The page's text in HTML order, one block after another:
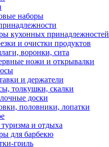
наборы
кухонных принадлежностей
и очистки продуктов
воронки, сита
ножи и открывалки
и держатели
толкушки, скалки
доски
половники, лопатки
и отдыха
для барбекю
гриль